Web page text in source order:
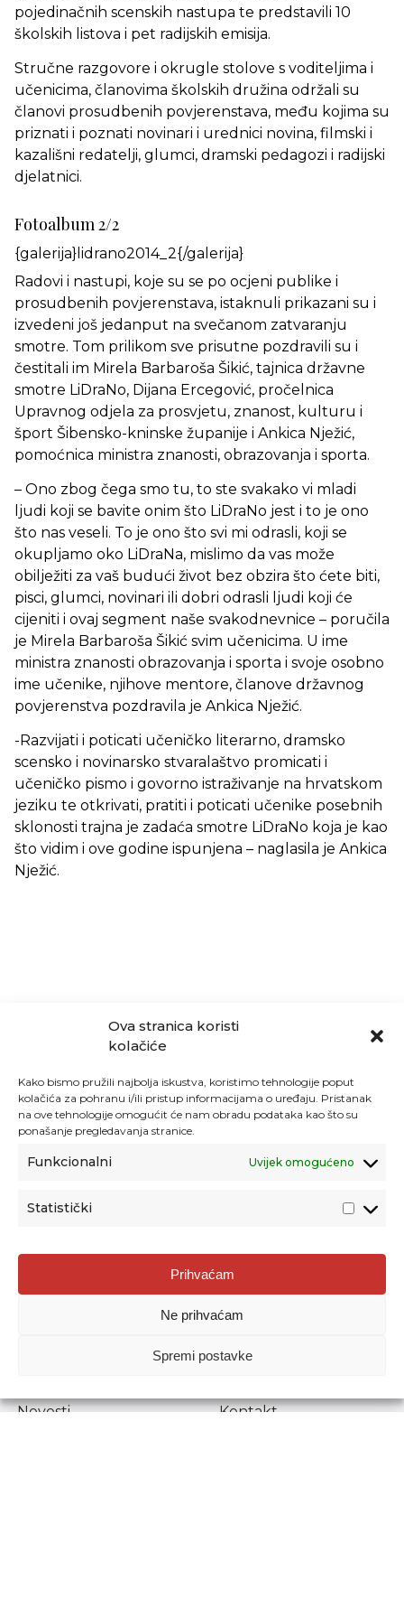
Ova stranica koristi
kolačiće
Kako bismo pružili najbolja iskustva, koristimo tehnologije poput
kolačića za pohranu i/ili pristup informacijama o uređaju. Pristanak
na ove tehnologije omogućit će nam obradu podataka kao što su
ponašanje pregledavanja stranice.
Funkcionalni Uvijek omogućeno
Statistički
Prihvaćam
Ne prihvaćam
Spremi postavke
pojedinačnih scenskih nastupa te predstavili 10
školskih listova i pet radijskih emisija.
Stručne razgovore i okrugle stolove s voditeljima i
učenicima, članovima školskih družina održali su
članovi prosudbenih povjerenstava, među kojima su
priznati i poznati novinari i urednici novina, filmski i
kazališni redatelji, glumci, dramski pedagozi i radijski
djelatnici.
Fotoalbum 2/2
{galerija}lidrano2014_2{/galerija}
Radovi i nastupi, koje su se po ocjeni publike i
prosudbenih povjerenstava, istaknuli prikazani su i
izvedeni još jedanput na svečanom zatvaranju
smotre. Tom prilikom sve prisutne pozdravili su i
čestitali im Mirela Barbaroša Šikić, tajnica državne
smotre LiDraNo, Dijana Ercegović, pročelnica
Upravnog odjela za prosvjetu, znanost, kulturu i
šport Šibensko-kninske županije i Ankica Nježić,
pomoćnica ministra znanosti, obrazovanja i sporta.
– Ono zbog čega smo tu, to ste svakako vi mladi
ljudi koji se bavite onim što LiDraNo jest i to je ono
što nas veseli. To je ono što svi mi odrasli, koji se
okupljamo oko LiDraNa, mislimo da vas može
obilježiti za vaš budući život bez obzira što ćete biti,
pisci, glumci, novinari ili dobri odrasli ljudi koji će
cijeniti i ovaj segment naše svakodnevnice – poručila
je Mirela Barbaroša Šikić svim učenicima. U ime
ministra znanosti obrazovanja i sporta i svoje osobno
ime učenike, njihove mentore, članove državnog
povjerenstva pozdravila je Ankica Nježić.
-Razvijati i poticati učeničko literarno, dramsko
scensko i novinarsko stvaralaštvo promicati i
učeničko pismo i govorno istraživanje na hrvatskom
jeziku te otkrivati, pratiti i poticati učenike posebnih
sklonosti trajna je zadaća smotre LiDraNo koja je kao
što vidim i ove godine ispunjena – naglasila je Ankica
Nježić.
Agencija za odgoj i obrazovanje
Donje Svetice 38, 10000 Zagreb
1778129
Prenošenje sadržaja dopušteno je uz navođenje izvora.
Novosti
Kontakt